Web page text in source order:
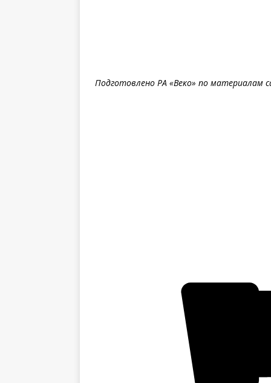
Подготовлено РА «Веко» по материалам